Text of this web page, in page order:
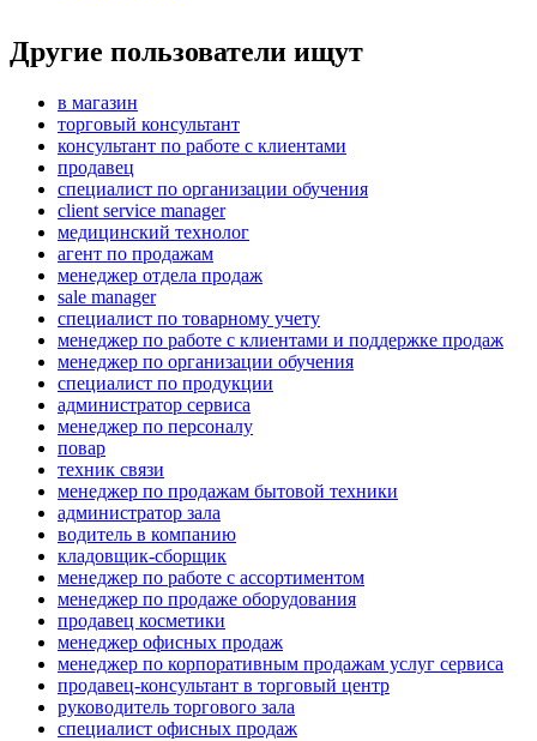
Другие пользователи ищут
в магазин
торговый консультант
консультант по работе с клиентами
продавец
специалист по организации обучения
client service manager
медицинский технолог
агент по продажам
менеджер отдела продаж
sale manager
специалист по товарному учету
менеджер по работе с клиентами и поддержке продаж
менеджер по организации обучения
специалист по продукции
администратор сервиса
менеджер по персоналу
повар
техник связи
менеджер по продажам бытовой техники
администратор зала
водитель в компанию
кладовщик-сборщик
менеджер по работе с ассортиментом
менеджер по продаже оборудования
продавец косметики
менеджер офисных продаж
менеджер по корпоративным продажам услуг сервиса
продавец-консультант в торговый центр
руководитель торгового зала
специалист офисных продаж